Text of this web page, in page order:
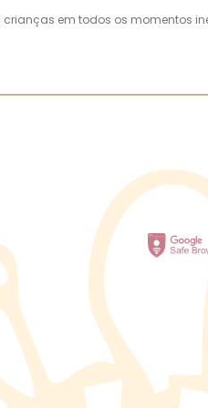
em todos os momentos